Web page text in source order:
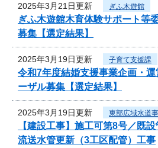
2025年3月21日更新 ぎふ木遊館
ぎふ木遊館木育体験サポート等
募集【選定結果】
2025年3月19日更新 子育て支援課
令和7年度結婚支援事業企画・
ーザル募集【選定結果】
2025年3月19日更新 東部広域水道
【建設工事】施工可第8号／既
流送水管更新（3工区配管）工事